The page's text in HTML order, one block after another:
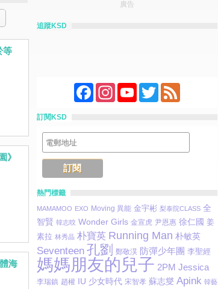
等
》
海
廣告
追蹤KSD
FacebookInstagramYouTubeTwitterFeed
訂閱KSD
熱門標籤
MAMAMOO EXO Moving 異能 金宇彬 梨泰院CLASS 全
智賢 韓志旼 Wonder Girls 金宣虎 尹恩惠 徐仁國 姜
素拉 林秀晶 朴寶英 Running Man 朴敏英
Seventeen 孔劉 鄭敬淏 防彈少年團 李聖經
媽媽朋友的兒子 2PM Jessica
李瑞鎮 趙權 IU 少女時代 宋智孝 蘇志燮 Apink 韓藝